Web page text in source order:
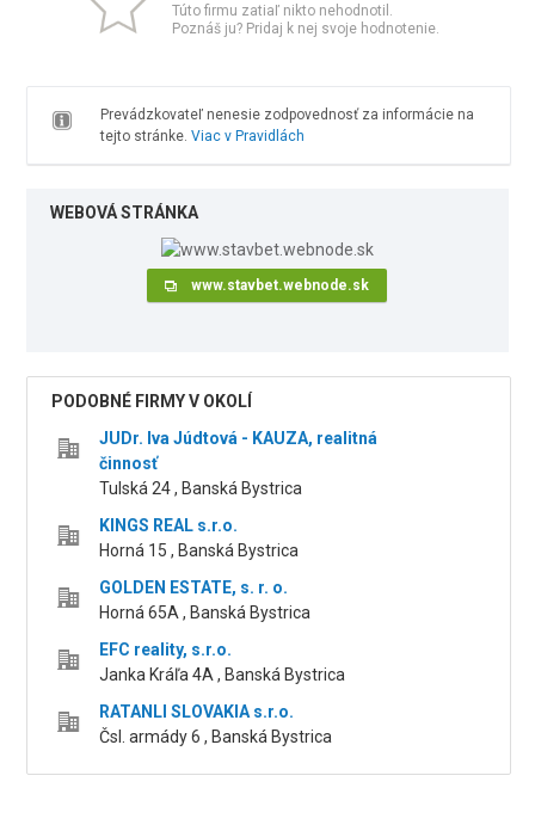
Túto firmu zatiaľ nikto nehodnotil.
Poznáš ju? Pridaj k nej svoje hodnotenie.
Prevádzkovateľ nenesie zodpovednosť za informácie na
tejto stránke. Viac v Pravidlách
WEBOVÁ STRÁNKA
www.stavbet.webnode.sk
PODOBNÉ FIRMY V OKOLÍ
JUDr. Iva Júdtová - KAUZA, realitná
činnosť
Tulská 24 , Banská Bystrica
KINGS REAL s.r.o.
Horná 15 , Banská Bystrica
GOLDEN ESTATE, s. r. o.
Horná 65A , Banská Bystrica
EFC reality, s.r.o.
Janka Kráľa 4A , Banská Bystrica
RATANLI SLOVAKIA s.r.o.
Čsl. armády 6 , Banská Bystrica